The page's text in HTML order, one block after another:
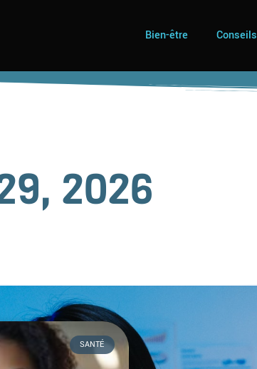
Bien-être Conseils
2026
SANTÉ